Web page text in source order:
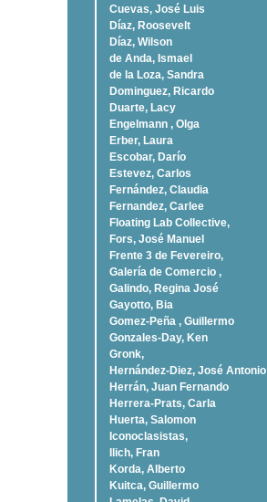
Cuevas, José Luis
Díaz, Roosevelt
Dí­az, Wilson
de Anda, Ismael
de la Loza, Sandra
Dominguez, Ricardo
Duarte, Lacy
Engelmann , Olga
Erber, Laura
Escobar, Darío
Estevez, Carlos
Fernández, Claudia
Fernandez, Carlee
Floating Lab Collective,
Fors, José Manuel
Frente 3 de Fevereiro,
Galería de Comercio ,
Galindo, Regina José
Gayotto, Bia
Gomez-Peña , Guillermo
Gonzales-Day, Ken
Gronk,
Hernández-Diez, José Antonio
Herrán, Juan Fernando
Herrera-Prats, Carla
Huerta, Salomon
Iconoclasistas,
Ilich, Fran
Korda, Alberto
Kuitca, Guillermo